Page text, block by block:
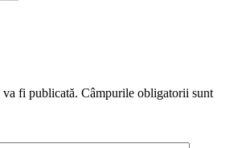
va fi publicată. Câmpurile obligatorii sunt